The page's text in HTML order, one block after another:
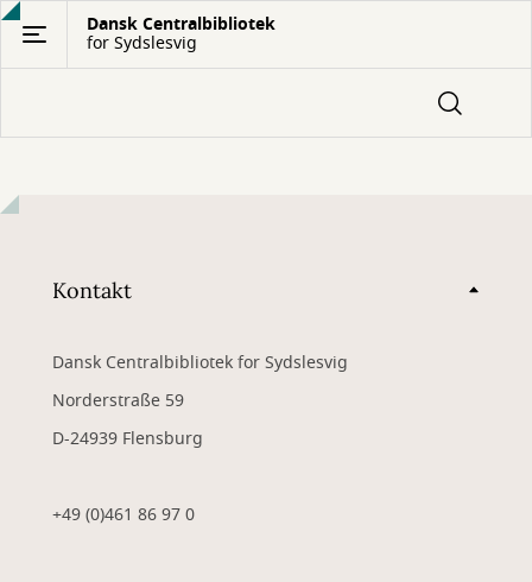
Gå
hovedindhold
Dansk Centralbibliotek
for Sydslesvig
Kontakt
Dansk Centralbibliotek for Sydslesvig
Norderstraße 59
D-24939 Flensburg
+49 (0)461 86 97 0